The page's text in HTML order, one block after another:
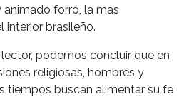
forró, la más
interior brasileño.
podemos concluir que en
religiosas, hombres y
tiempos buscan alimentar su fe